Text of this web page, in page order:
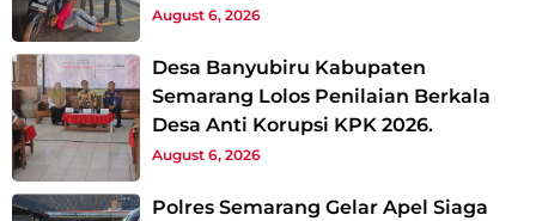
August 6, 2026
Desa Banyubiru Kabupaten
Semarang Lolos Penilaian Berkala
Desa Anti Korupsi KPK 2026.
August 6, 2026
Polres Semarang Gelar Apel Siaga